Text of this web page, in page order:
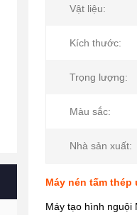
Vật liệu:
Kích thước:
Trọng lượng:
Màu sắc:
Nhà sản xuất:
Máy nén tấm thép
Máy tạo hình nguội